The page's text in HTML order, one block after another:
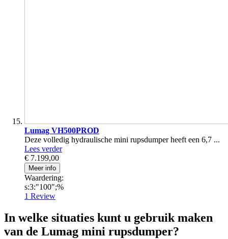
Lumag VH500PROD
Deze volledig hydraulische mini rupsdumper heeft een 6,7 ...
Lees verder
€ 7.199,00
Meer info
Waardering:
s:3:"100";%
1 Review
In welke situaties kunt u gebruik maken
van de Lumag mini rupsdumper?